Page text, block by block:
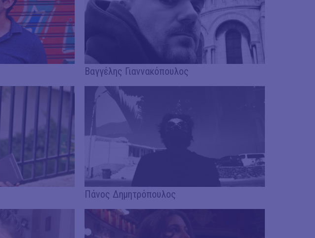
Βαγγέλης Γιαννακόπουλος
Πάνος Δημητρόπουλος